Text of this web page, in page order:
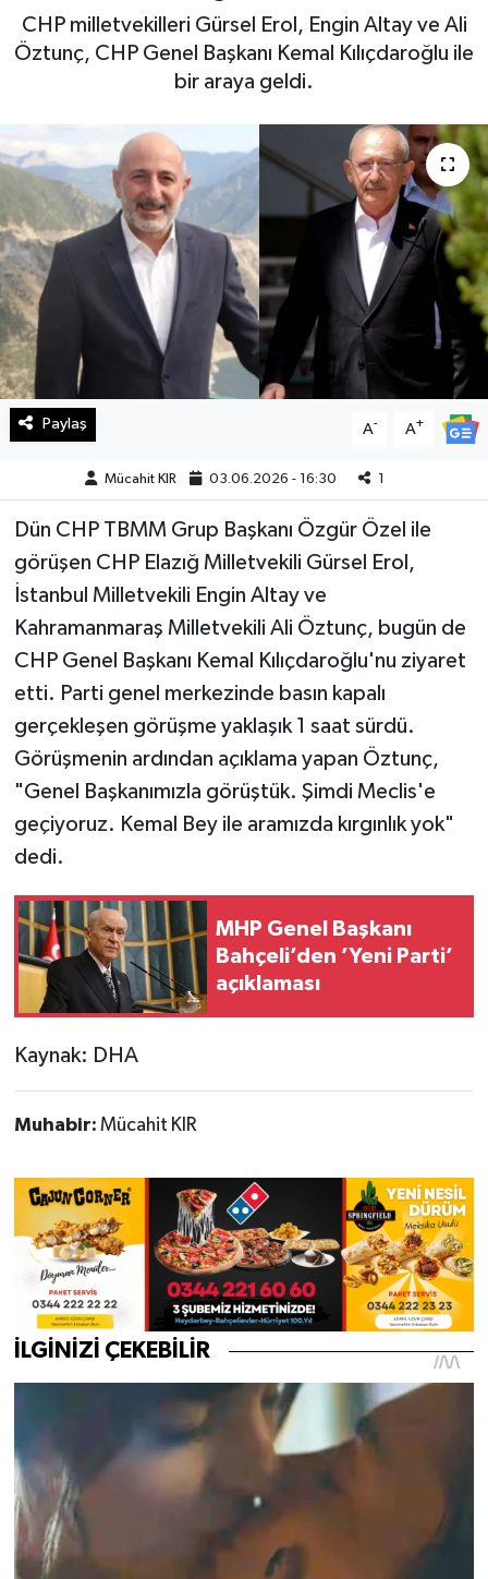
CHP milletvekilleri Gürsel Erol, Engin Altay ve Ali
Öztunç, CHP Genel Başkanı Kemal Kılıçdaroğlu ile
bir araya geldi.
Paylaş A- A+
Mücahit KIR 03.06.2026 - 16:30 1
Dün CHP TBMM Grup Başkanı Özgür Özel ile
görüşen CHP Elazığ Milletvekili Gürsel Erol,
İstanbul Milletvekili Engin Altay ve
Kahramanmaraş Milletvekili Ali Öztunç, bugün de
CHP Genel Başkanı Kemal Kılıçdaroğlu'nu ziyaret
etti. Parti genel merkezinde basın kapalı
gerçekleşen görüşme yaklaşık 1 saat sürdü.
Görüşmenin ardından açıklama yapan Öztunç,
"Genel Başkanımızla görüştük. Şimdi Meclis'e
geçiyoruz. Kemal Bey ile aramızda kırgınlık yok"
dedi.
MHP Genel Başkanı
Bahçeli’den ’Yeni Parti’
açıklaması
Kaynak: DHA
Muhabir: Mücahit KIR
Magazin
Manşet Altı
Manşetler
Resmi İlan
Sağlık
Spor
SürManşet
Teknoloji
Yaşam
KAHRAMANMARAŞ